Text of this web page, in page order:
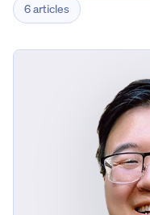
6 articles